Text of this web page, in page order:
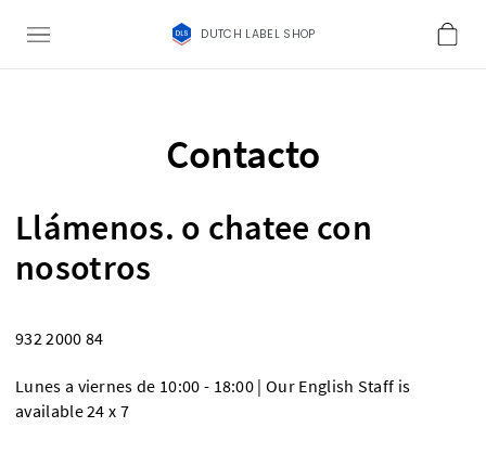
DUTCH LABEL SHOP
Contacto
Llámenos. o chatee con
nosotros
932 2000 84
Lunes a viernes de 10:00 - 18:00 | Our English Staff is
available 24 x 7